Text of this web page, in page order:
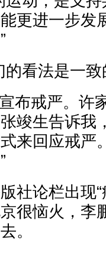
更进一步发
看法是一致
布戒严。许
竣生告诉我
来回应戒严
社论栏出现
很恼火，李
。